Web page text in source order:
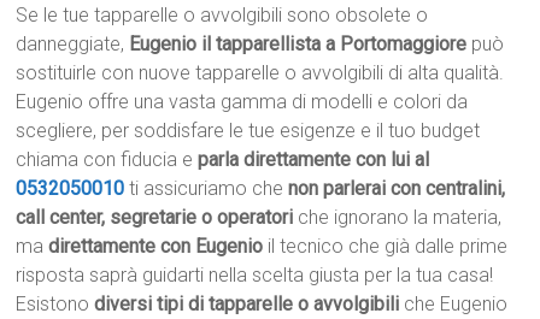
Se le tue tapparelle o avvolgibili sono obsolete o
danneggiate, Eugenio il tapparellista a Portomaggiore può
sostituirle con nuove tapparelle o avvolgibili di alta qualità.
Eugenio offre una vasta gamma di modelli e colori da
scegliere, per soddisfare le tue esigenze e il tuo budget
chiama con fiducia eparla direttamente con lui al
0532050010 ti assicuriamo chenon parlerai con centralini,
call center, segretarie o operatori che ignorano la materia,
madirettamente con Eugenio il tecnico che già dalle prime
risposta saprà guidarti nella scelta giusta per la tua casa!
Esistonodiversi tipi di tapparelle o avvolgibili che Eugenio